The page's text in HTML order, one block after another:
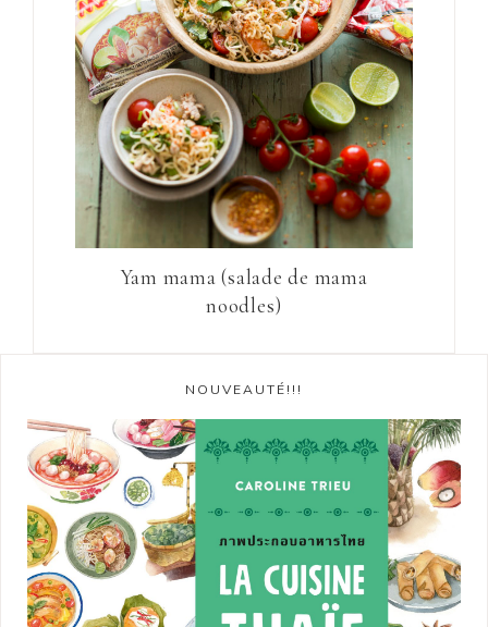
Yam mama (salade de mama
noodles)
NOUVEAUTÉ!!!